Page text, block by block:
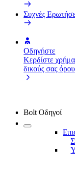
Συχνές
Οδηγήστε
Κερδίστε
δικούς σας
Bolt Οδηγοί